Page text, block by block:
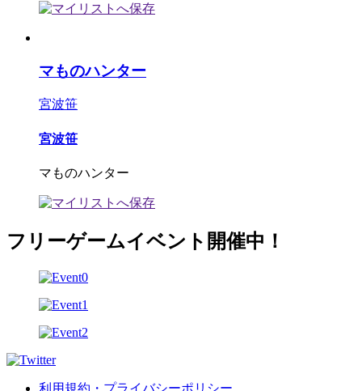
マものハンター
宮波笹
宮波笹
マものハンター
フリーゲームイベント開催中！
利用規約・プライバシーポリシー